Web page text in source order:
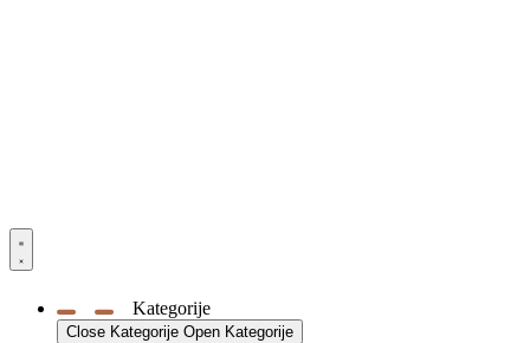
Kategorije
Close Kategorije Open Kategorije